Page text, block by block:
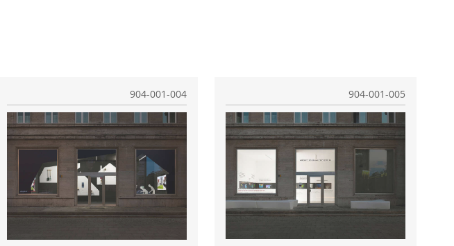
904-001-004 904-001-005